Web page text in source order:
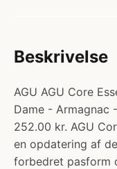
Beskrivelse
AGU AGU Core
Dame - Armagnac
252.00 kr. AGU
en opdatering af
forbedret pasform